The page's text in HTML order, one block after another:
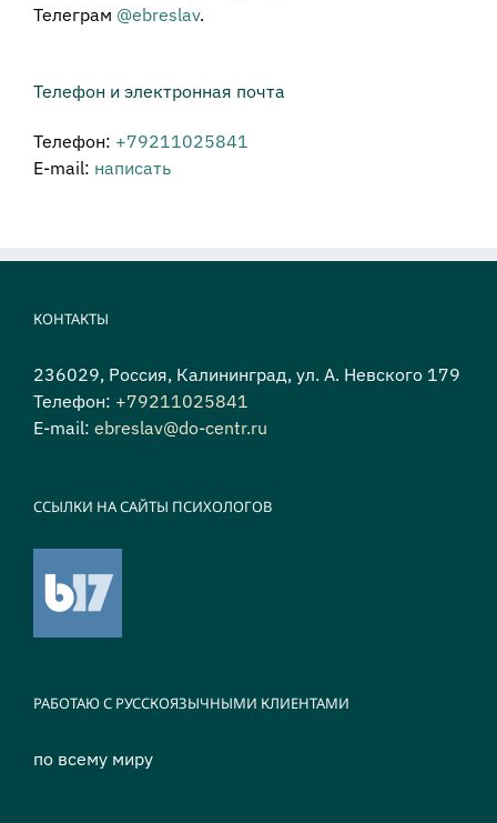
Телеграм @ebreslav.
Телефон и электронная почта
Телефон: +79211025841
E-mail: написать
КОНТАКТЫ
236029, Россия, Калининград, ул. А. Невского 179
Телефон: +79211025841
E-mail: ebreslav@do-centr.ru
ССЫЛКИ НА САЙТЫ ПСИХОЛОГОВ
РАБОТАЮ С РУССКОЯЗЫЧНЫМИ КЛИЕНТАМИ
по всему миру